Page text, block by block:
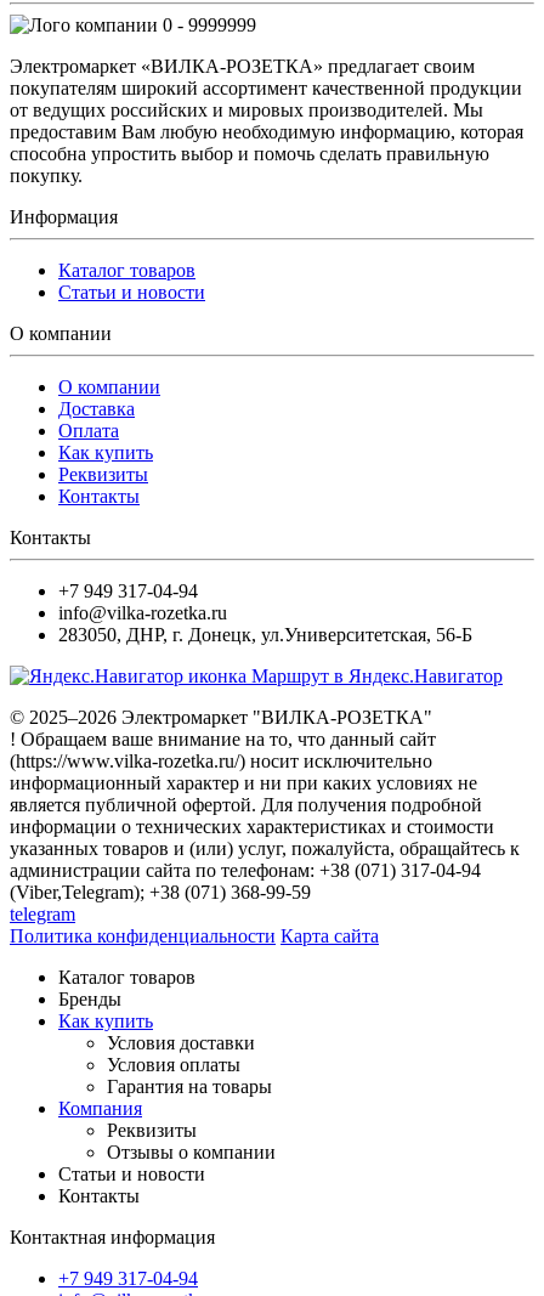
0 - 9999999
Электромаркет «ВИЛКА-РОЗЕТКА» предлагает своим
покупателям широкий ассортимент качественной продукции
от ведущих российских и мировых производителей. Мы
предоставим Вам любую необходимую информацию, которая
способна упростить выбор и помочь сделать правильную
покупку.
Информация
Каталог товаров
Статьи и новости
О компании
О компании
Доставка
Оплата
Как купить
Реквизиты
Контакты
Контакты
+7 949 317-04-94
info@vilka-rozetka.ru
283050, ДНР, г. Донецк, ул.Университетская, 56-Б
Маршрут в Яндекс.Навигатор
© 2025–2026 Электромаркет "ВИЛКА-РОЗЕТКА"
! Обращаем ваше внимание на то, что данный сайт
(https://www.vilka-rozetka.ru/) носит исключительно
информационный характер и ни при каких условиях не
является публичной офертой. Для получения подробной
информации о технических характеристиках и стоимости
указанных товаров и (или) услуг, пожалуйста, обращайтесь к
администрации сайта по телефонам: +38 (071) 317-04-94
(Viber,Telegram); +38 (071) 368-99-59
telegram
Политика конфиденциальности Карта сайта
Каталог товаров
Бренды
Как купить
Условия доставки
Условия оплаты
Гарантия на товары
Компания
Реквизиты
Отзывы о компании
Статьи и новости
Контакты
Контактная информация
+7 949 317-04-94